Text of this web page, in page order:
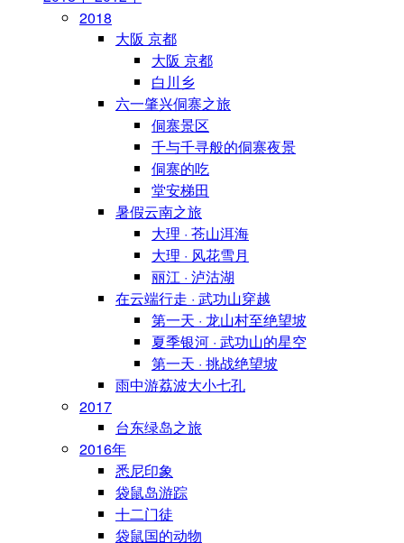
2018
大阪 京都
大阪 京都
白川乡
六一肇兴侗寨之旅
侗寨景区
千与千寻般的侗寨夜景
侗寨的吃
堂安梯田
暑假云南之旅
大理 · 苍山洱海
大理 · 风花雪月
丽江 · 泸沽湖
在云端行走 · 武功山穿越
第一天 · 龙山村至绝望坡
夏季银河 · 武功山的星空
第一天 · 挑战绝望坡
雨中游荔波大小七孔
2017
台东绿岛之旅
2016年
悉尼印象
袋鼠岛游踪
十二门徒
袋鼠国的动物